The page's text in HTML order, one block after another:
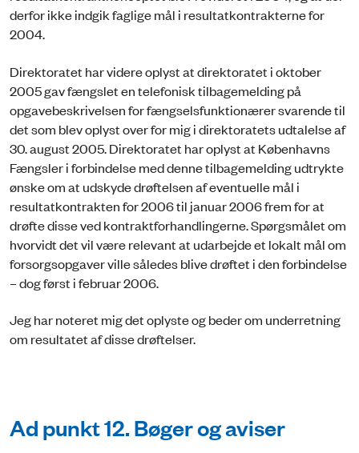
derfor ikke indgik faglige mål i resultatkontrakterne for
2004.
Direktoratet har videre oplyst at direktoratet i oktober
2005 gav fængslet en telefonisk tilbagemelding på
opgavebeskrivelsen for fængselsfunktionærer svarende til
det som blev oplyst over for mig i direktoratets udtalelse af
30. august 2005. Direktoratet har oplyst at Københavns
Fængsler i forbindelse med denne tilbagemelding udtrykte
ønske om at udskyde drøftelsen af eventuelle mål i
resultatkontrakten for 2006 til januar 2006 frem for at
drøfte disse ved kontraktforhandlingerne. Spørgsmålet om
hvorvidt det vil være relevant at udarbejde et lokalt mål om
forsorgsopgaver ville således blive drøftet i den forbindelse
– dog først i februar 2006.
Jeg har noteret mig det oplyste og beder om underretning
om resultatet af disse drøftelser.
Ad punkt 12. Bøger og aviser